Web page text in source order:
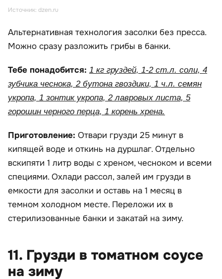
Источник: dzen.ru
Альтернативная технология засолки без пресса.
Можно сразу разложить грибы в банки.
Тебе понадобится: 1 кг груздей, 1-2 ст.л. соли, 4
зубчика чеснока, 2 бутона гвоздики, 1 ч.л. семян
укропа, 1 зонтик укропа, 2 лавровых листа, 5
горошин черного перца, 1 корень хрена.
Приготовление: Отвари грузди 25 минут в
кипящей воде и откинь на дуршлаг. Отдельно
вскипяти 1 литр воды с хреном, чесноком и всеми
специями. Охлади рассол, залей им грузди в
емкости для засолки и оставь на 1 месяц в
темном холодном месте. Переложи их в
стерилизованные банки и закатай на зиму.
11. Грузди в томатном соусе
на зиму